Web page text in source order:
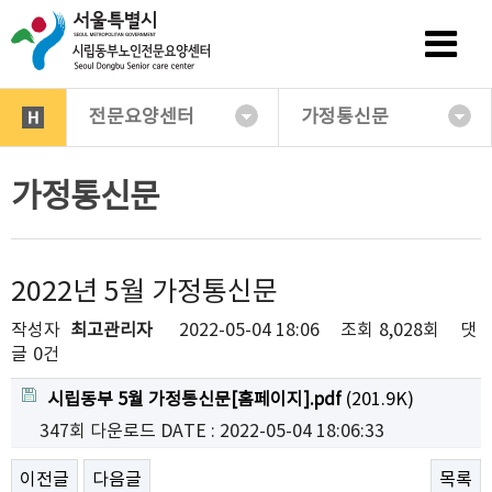
전문요양센터 가정통신문
가정통신문
2022년 5월 가정통신문
작성자 최고관리자 2022-05-04 18:06 조회 8,028회
댓
글 0건
시립동부 5월 가정통신문[홈페이지].pdf (201.9K)
347회 다운로드 DATE : 2022-05-04 18:06:33
이전글 다음글 목록